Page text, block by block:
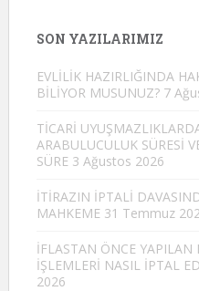
SON YAZILARIMIZ
EVLİLİK HAZIRLIĞINDA
BİLİYOR MUSUNUZ? 7
TİCARİ
ARABULUCULUK SÜRESİ
SÜRE 3 Ağustos 2026
İTİRAZIN İPTALİ
MAHKEME 31 Temmuz
İFLASTAN ÖNCE YAPILAN
İŞLEMLERİ NASIL İPTAL
2026